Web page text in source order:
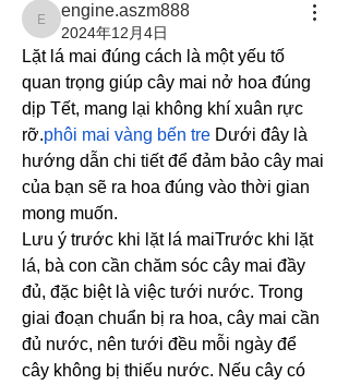
engine.aszm888
engine.aszm888
2024年12月4日
Lặt lá mai đúng cách là một yếu tố
quan trọng giúp cây mai nở hoa đúng
dịp Tết, mang lại không khí xuân rực
rỡ.phôi mai vàng bến tre Dưới đây là
hướng dẫn chi tiết để đảm bảo cây mai
của bạn sẽ ra hoa đúng vào thời gian
mong muốn.
Lưu ý trước khi lặt lá maiTrước khi lặt
lá, bà con cần chăm sóc cây mai đầy
đủ, đặc biệt là việc tưới nước. Trong
giai đoạn chuẩn bị ra hoa, cây mai cần
đủ nước, nên tưới đều mỗi ngày để
cây không bị thiếu nước. Nếu cây có